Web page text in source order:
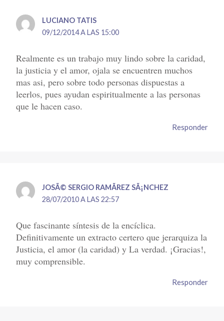
LUCIANO TATIS
09/12/2014 A LAS 15:00
Realmente es un trabajo muy lindo sobre la caridad,
la justicia y el amor, ojala se encuentren muchos
mas asi, pero sobre todo personas dispuestas a
leerlos, pues ayudan espiritualmente a las personas
que le hacen caso.
Responder
JOSÃ© SERGIO RAMÃ­REZ SÃ¡NCHEZ
28/07/2010 A LAS 22:57
Que fascinante síntesis de la encíclica.
Definitivamente un extracto certero que jerarquiza la
Justicia, el amor (la caridad) y La verdad. ¡Gracias!,
muy comprensible.
Responder